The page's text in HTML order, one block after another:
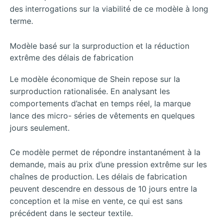
des interrogations sur la viabilité de ce modèle à long
terme.
Modèle basé sur la surproduction et la réduction
extrême des délais de fabrication
Le modèle économique de Shein repose sur la
surproduction rationalisée. En analysant les
comportements d’achat en temps réel, la marque
lance des micro- séries de vêtements en quelques
jours seulement.
Ce modèle permet de répondre instantanément à la
demande, mais au prix d’une pression extrême sur les
chaînes de production. Les délais de fabrication
peuvent descendre en dessous de 10 jours entre la
conception et la mise en vente, ce qui est sans
précédent dans le secteur textile.